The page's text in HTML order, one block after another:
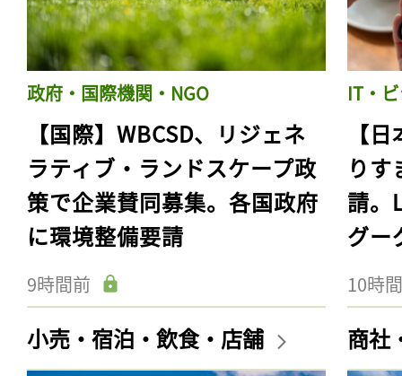
政府・国際機関・NGO
【国際】WBCSD、リジェネ
ラティブ・ランドスケープ政
策で企業賛同募集。各国政府
に環境整備要請
9時間前
IT・
【
り
請。
グー
10時
小売・宿泊・飲食・店舗 商社